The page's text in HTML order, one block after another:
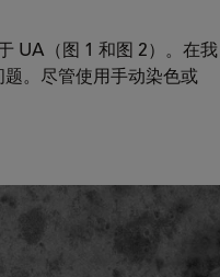
UA（图 1 和图 2）。在我
。尽管使用手动染色或